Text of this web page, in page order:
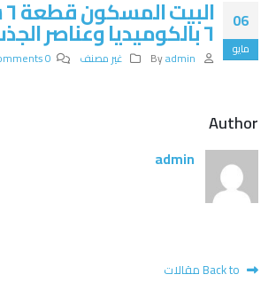
06
مايو ٦ بالكوميديا وعناصر الجذب والرعب
Byadmin غير مصنف 0 Comments
Author
admin